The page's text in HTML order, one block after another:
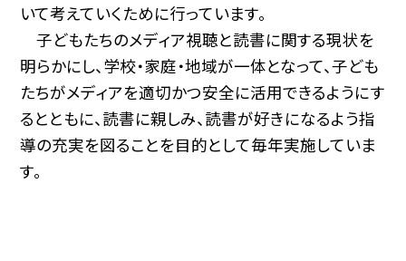
いて考えていくために行っています。
子どもたちのメディア視聴と読書に関する現状を
明らかにし、学校・家庭・地域が一体となって、子ども
たちがメディアを適切かつ安全に活用できるようにす
るとともに、読書に親しみ、読書が好きになるよう指
導の充実を図ることを目的として毎年実施していま
す。